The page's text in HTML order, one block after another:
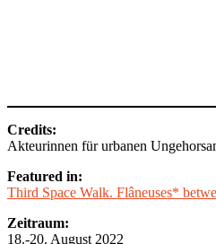
Credits:
Akteurinnen für urbanen
Featured in:
Third Space Walk. Flâneuses*
Zeitraum:
18.-20. August 2022